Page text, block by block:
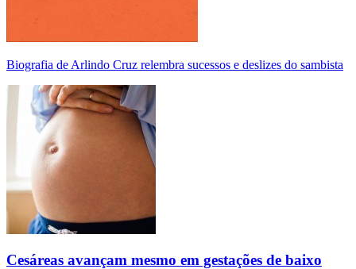
Biografia de Arlindo Cruz relembra sucessos e deslizes do sambista
Cesáreas avançam mesmo em gestações de baixo